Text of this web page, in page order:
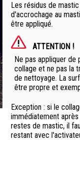
Les résidus de
d'accrochage au
être appliqué.
ATTENTION !
Ne pas appliquer
collage et ne pas la
de nettoyage. La
être propre et
Exception : si le
immédiatement
restes de mastic, il
restant avec